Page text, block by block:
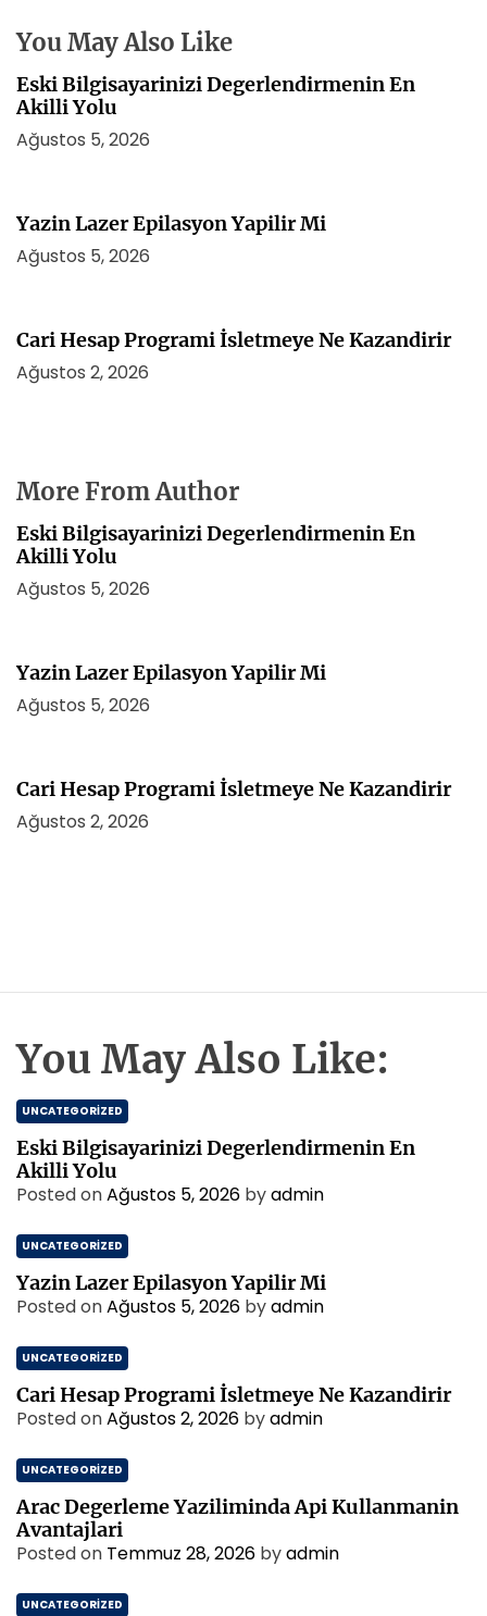
i
You May Also Like
Eski Bilgisayarinizi Degerlendirmenin En
Akilli Yolu
Ağustos 5, 2026
Yazin Lazer Epilasyon Yapilir Mi
Ağustos 5, 2026
Cari Hesap Programi İsletmeye Ne Kazandirir
Ağustos 2, 2026
More From Author
Eski Bilgisayarinizi Degerlendirmenin En
Akilli Yolu
Ağustos 5, 2026
Yazin Lazer Epilasyon Yapilir Mi
Ağustos 5, 2026
Cari Hesap Programi İsletmeye Ne Kazandirir
Ağustos 2, 2026
You May Also Like:
UNCATEGORIZED
Eski Bilgisayarinizi Degerlendirmenin En
Akilli Yolu
Posted onAğustos 5, 2026 byadmin
UNCATEGORIZED
Yazin Lazer Epilasyon Yapilir Mi
Posted onAğustos 5, 2026 byadmin
UNCATEGORIZED
Cari Hesap Programi İsletmeye Ne Kazandirir
Posted onAğustos 2, 2026 byadmin
UNCATEGORIZED
Arac Degerleme Yaziliminda Api Kullanmanin
Avantajlari
Posted on Temmuz 28, 2026 byadmin
UNCATEGORIZED